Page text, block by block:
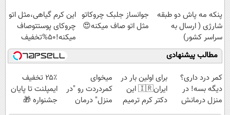
پنکه مه پاش دو طبقه
شارژی ( ارسال به
سراسر کشور)
جوانساز جلبک چروکاتو
مثل اتو صاف میکنه😍
این کرم گیاهی،مثل اتو
چروکای پوستتوصاف
میکنه!50%تخفیف
مطالب پیشنهادی
کمر درد داری؟
دیگه بسه! در
منزل درمانش
کن
برای اولین بار در
ایران🇮🇷 این
دکتر کرم ترمیم
کننده 23 روزه
میخوای
کمردردت رو "در
منزل" درمان
کنی؟ (◂فیلم +
۲۵٪ تخفیف
ایمپلنت تا پایان
جشنواره 🎁